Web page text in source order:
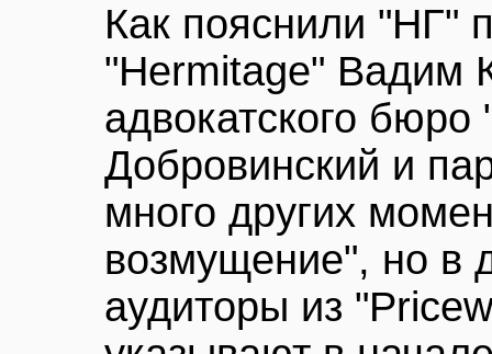
Как пояснили "НГ"
"Hermitage" Вадим
адвокатского бюро
Добровинский и
много других
возмущение", но в
аудиторы из